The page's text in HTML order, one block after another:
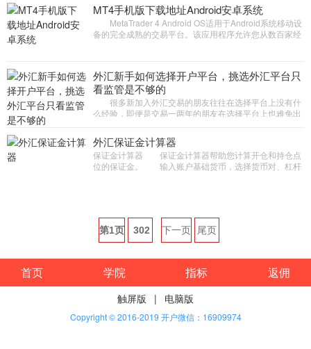
MT4手机版下载地址Android安卓系统
MetaTrader 4 Android OS适用于Android系统移动设
备的完全成熟的交易平台。该应用程序允许您从数百家经
外汇新手如何选择开户平台，挑选外汇平台只
看监管是不够的
很多新加入外汇交易的朋友往往在选择平台上没有什
么经验，即便是交易一两年的朋友在选择平台上也难免出
首先 当然还是...
外汇保证金计算器
保证金计算器 保证金计算器帮助您计算开仓和持仓点
位的保证金。 输入账户基础货币，选择货币对、杠杆
第1页 302 下一页 尾页
首页 学院 指标 返佣
触屏版 | 电脑版
Copyright © 2016-2019 开户微信：16909974